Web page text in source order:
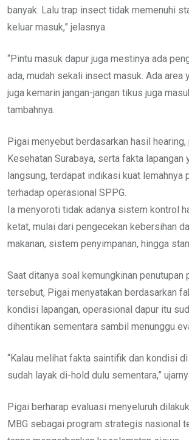
banyak. Lalu trap insect tidak memenuhi
keluar masuk,” jelasnya.
“Pintu masuk dapur juga mestinya ada
ada, mudah sekali insect masuk. Ada area
juga kemarin jangan-jangan tikus juga
tambahnya.
Pigai menyebut berdasarkan hasil
Kesehatan Surabaya, serta fakta lapangan
langsung, terdapat indikasi kuat lemahnya
terhadap operasional SPPG.
Ia menyoroti tidak adanya sistem kontrol
ketat, mulai dari pengecekan kebersihan
makanan, sistem penyimpanan, hingga
Saat ditanya soal kemungkinan penutupan
tersebut, Pigai menyatakan berdasarkan
kondisi lapangan, operasional dapur itu
dihentikan sementara sambil menunggu
“Kalau melihat fakta saintifik dan kondisi di
sudah layak di-hold dulu sementara,”
Pigai berharap evaluasi menyeluruh
MBG sebagai program strategis nasional